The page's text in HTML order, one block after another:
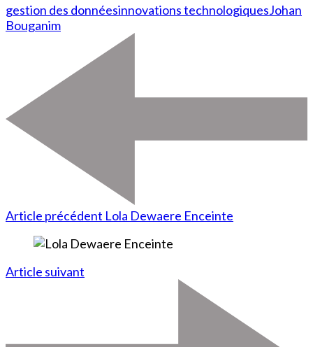
gestion des donnéesinnovations technologiquesJohan
Bouganim
Article précédent Lola Dewaere Enceinte
Article suivant